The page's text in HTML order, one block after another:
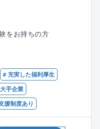
に取り組み、定時退
時間もしっかり取
できます。
明確な目標の元、年
事、定期的な大規模
どがスムーズに納期
行なっていただきま
ニアリングとメンテ
ナンスの案件が大多
工事、新設工事な
をお持ちの方
験がある方
# 充実した福利厚生
手企業
援制度あり